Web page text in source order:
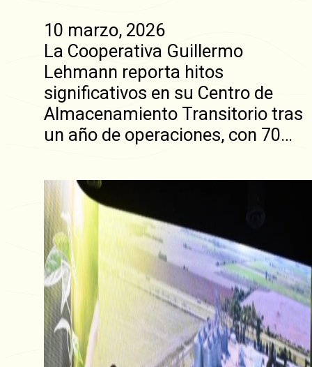
10 marzo, 2026
La Cooperativa Guillermo
Lehmann reporta hitos
significativos en su Centro de
Almacenamiento Transitorio tras
un año de operaciones, con 70…